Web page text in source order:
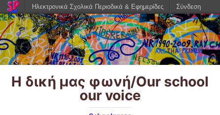
Η δική μας φωνή/Our school
our voice
Ηλεκτρονικά Σχολικά Περιοδικά & Εφημερίδες Σύνδεση